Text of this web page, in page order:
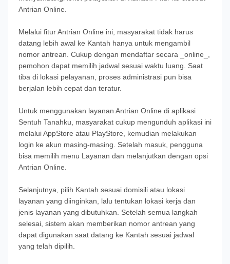
Antrian Online.
Melalui fitur Antrian Online ini, masyarakat tidak harus
datang lebih awal ke Kantah hanya untuk mengambil
nomor antrean. Cukup dengan mendaftar secara _online_,
pemohon dapat memilih jadwal sesuai waktu luang. Saat
tiba di lokasi pelayanan, proses administrasi pun bisa
berjalan lebih cepat dan teratur.
Untuk menggunakan layanan Antrian Online di aplikasi
Sentuh Tanahku, masyarakat cukup mengunduh aplikasi ini
melalui AppStore atau PlayStore, kemudian melakukan
login ke akun masing-masing. Setelah masuk, pengguna
bisa memilih menu Layanan dan melanjutkan dengan opsi
Antrian Online.
Selanjutnya, pilih Kantah sesuai domisili atau lokasi
layanan yang diinginkan, lalu tentukan lokasi kerja dan
jenis layanan yang dibutuhkan. Setelah semua langkah
selesai, sistem akan memberikan nomor antrean yang
dapat digunakan saat datang ke Kantah sesuai jadwal
yang telah dipilih.